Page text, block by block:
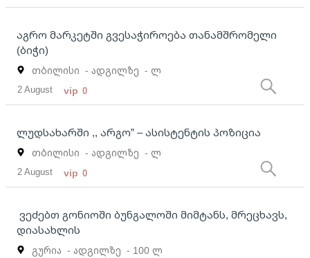
აგრო მარკეტში გვესაჭიროება თანამშრომელი
(ბიჭი)
თბილისი - ადგილზე - ლ
2 August vip 0
ლუდსახარში ,, არგო” – ასისტენტის პოზიცია
თბილისი - ადგილზე - ლ
2 August vip 0
ვეძებთ გონიოში ბუნგალოში მიმტანს, მრეცხავს,
დიასახლის
გურია - ადგილზე - 100 ლ